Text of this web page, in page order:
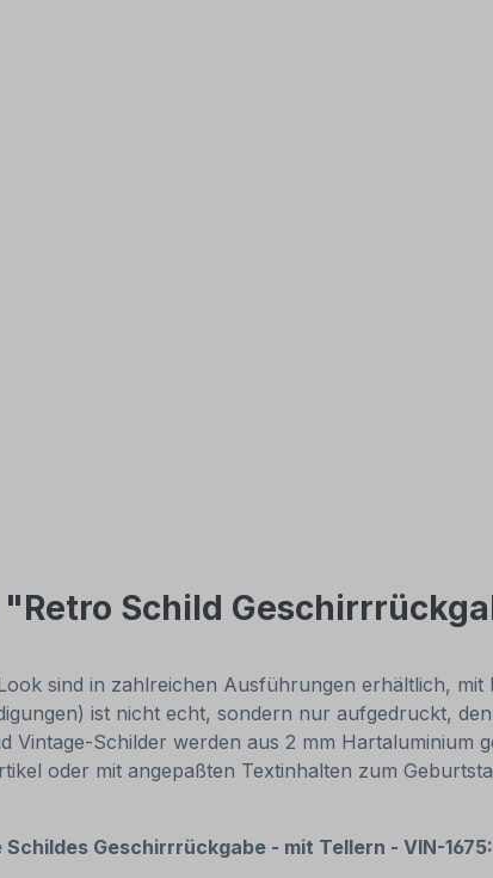
Schild
sind in zahlreichen Ausführungen erhältlich,
ist nicht echt, sondern nur aufgedruckt,
Schilder werden aus 2 mm Hartaluminium
oder mit angepaßten Textinhalten zum
Schildes Geschirrrückgabe - mit Tellern - VIN-1675: